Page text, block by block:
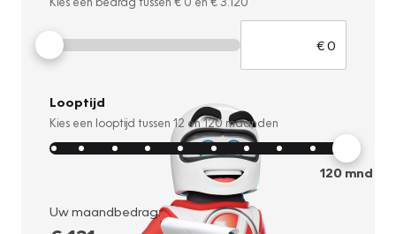
Looptijd
Kies een looptijd tussen 12 en120 maanden
120mnd
Uw maandbedrag: